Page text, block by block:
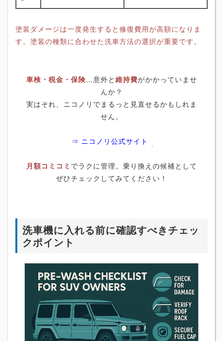
塗装ダメージは一度発生すると修復費用が高額になりま
す。塗装の種類に合わせた洗車方法の選択が重要です。
車検・税金・保険…意外と 維持費がかかっていませ
んか？
実はそれ、ニコノリでまるっと見直せるかもしれま
せん。
⇒ ニコノリ公式サイト
月額コミコミ でラクに管理。乗り換えの候補として
ぜひチェックしてみてください！
洗車機に入れる前に確認すべきチェッ
クポイント